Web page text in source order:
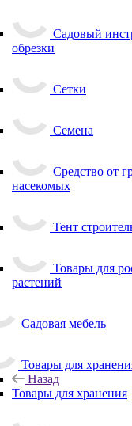
Садовый
обрезки
Сетки
Семена
Средство от
насекомых
Тент
Товары для
растений
Садовая мебель
Товары для
Назад
Товары для хранения